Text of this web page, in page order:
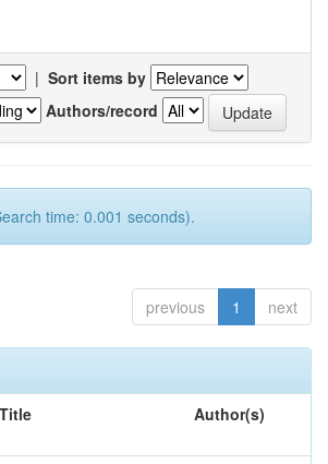
| Sort items by
Authors/record
time: 0.001 seconds).
previous 1 next
Title Author(s)